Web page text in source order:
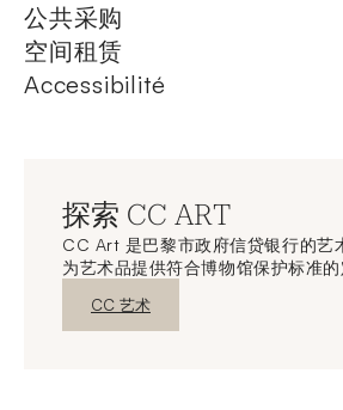
公共采购
空间租赁
Accessibilité
探索 CC ART
CC Art 是巴黎市政府信贷银行的艺
为艺术品提供符合博物馆保护标准的
新窗口发现
CC 艺术